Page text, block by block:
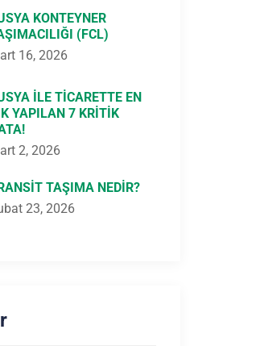
KONTEYNER
(FCL)
16, 2026
ILE TICARETTE EN
YAPILAN 7 KRITIK
2, 2026
TAŞIMA NEDIR?
23, 2026